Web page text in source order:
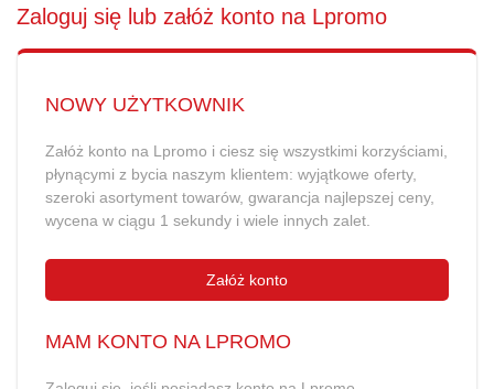
Zaloguj się lub załóż konto na Lpromo
NOWY UŻYTKOWNIK
Załóż konto na Lpromo i ciesz się wszystkimi korzyściami,
płynącymi z bycia naszym klientem: wyjątkowe oferty,
szeroki asortyment towarów, gwarancja najlepszej ceny,
wycena w ciągu 1 sekundy i wiele innych zalet.
Załóż konto
MAM KONTO NA LPROMO